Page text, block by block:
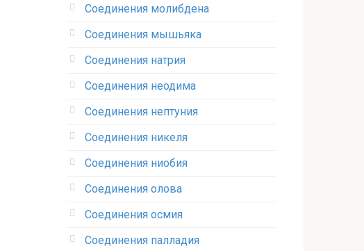
Соединения молибдена‎
Соединения мышьяка‎ ‎
Соединения натрия‎
Соединения неодима‎
Соединения нептуния‎
Соединения никеля‎
Соединения ниобия‎
Соединения олова‎
Соединения осмия‎
Соединения палладия‎